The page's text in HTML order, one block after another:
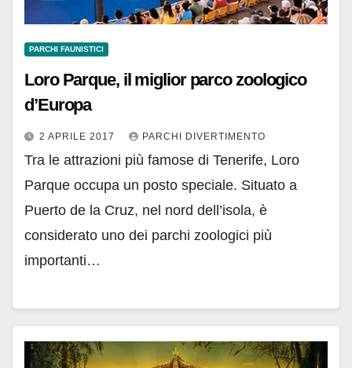
PARCHI FAUNISTICI
Loro Parque, il miglior parco zoologico
d’Europa
2 APRILE 2017 PARCHI DIVERTIMENTO
Tra le attrazioni più famose di Tenerife, Loro
Parque occupa un posto speciale. Situato a
Puerto de la Cruz, nel nord dell’isola, è
considerato uno dei parchi zoologici più
importanti…